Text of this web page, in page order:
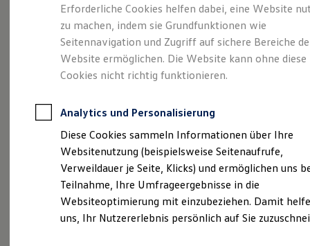
Leasing
Leasing-Angebote
Gebrauchtwagen Leasing
Junge Gebrauchtwagen-Leasing
Elektroauto Leasing
Kleinwagen-Leasing
Leasing ohne Anzahlung
Autokredit mit Schlussrate
Versicherungen und Garantien
Kfz-Versicherung
Restschuldversicherungen
Garantien
Wartungsverträge
Geschäftskunden
Professional Class bei Volkswagen
Großkunden
Behörden
Die ENERGY
Sondermodelle
Erforderliche Cookies helfen dabei, eine Website
zu machen, indem sie Grundfunktionen wie
Seitennavigation und Zugriff auf sichere Bereiche
Website ermöglichen. Die Website kann ohne diese
Cookies nicht richtig funktionieren.
Analytics und Personalisierung
Diese Cookies sammeln Informationen über Ihre
Websitenutzung (beispielsweise Seitenaufrufe,
Verweildauer je Seite, Klicks) und ermöglichen uns
Teilnahme, Ihre Umfrageergebnisse in die
Websiteoptimierung mit einzubeziehen. Damit
uns, Ihr Nutzererlebnis persönlich auf Sie